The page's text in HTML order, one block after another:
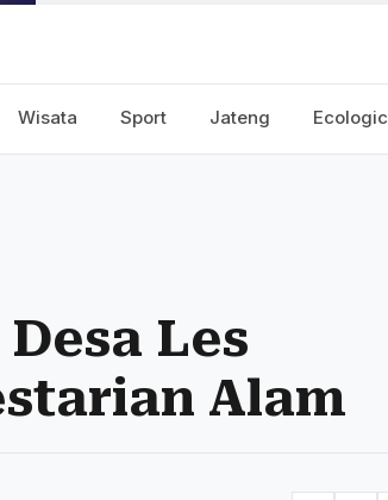
Wisata Sport Jateng Ecologic
Les
Alam